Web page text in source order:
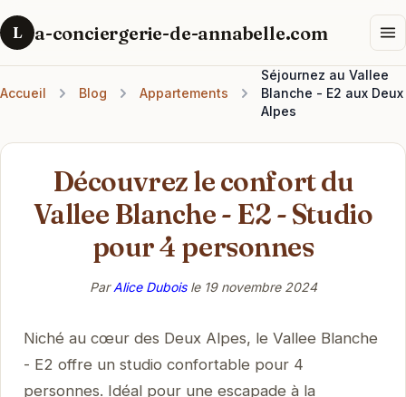
L a-conciergerie-de-annabelle.com
Accueil Blog Appartements
Séjournez au Vallee
Blanche - E2 aux Deux
Alpes
Découvrez le confort du
Vallee Blanche - E2 - Studio
pour 4 personnes
ParAlice Duboisle 19 novembre 2024
Niché au cœur des Deux Alpes, le Vallee Blanche
- E2 offre un studio confortable pour 4
personnes. Idéal pour une escapade à la